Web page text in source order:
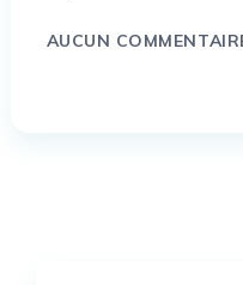
AUCUN